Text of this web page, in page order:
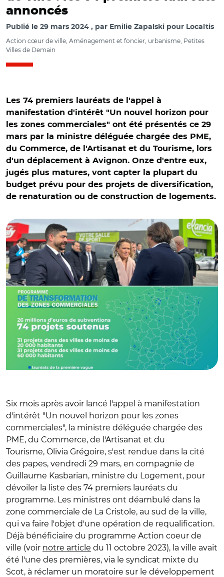
annoncés
Publié le 29 mars 2024 par Emilie Zapalski pour Localtis
Action cœur de ville, Aménagement et foncier, urbanisme, Petites
Villes de Demain
Les 74 premiers lauréats de l'appel à
manifestation d'intérêt "Un nouvel horizon pour
les zones commerciales" ont été présentés ce 29
mars par la ministre déléguée chargée des PME,
du Commerce, de l'Artisanat et du Tourisme, lors
d'un déplacement à Avignon. Onze d'entre eux,
jugés plus matures, vont capter la plupart du
budget prévu pour des projets de diversification,
de renaturation ou de construction de logements.
© @guillaumekasba/ Guillaume Kasbarian et Olivia
Grégoire en déplacement dans la zone commerciale
Six mois après avoir lancé l'appel à manifestation
d'intérêt "Un nouvel horizon pour les zones
commerciales", la ministre déléguée chargée des
PME, du Commerce, de l'Artisanat et du
Tourisme, Olivia Grégoire, s'est rendue dans la cité
des papes, vendredi 29 mars, en compagnie de
Guillaume Kasbarian, ministre du Logement, pour
dévoiler la liste des 74 premiers lauréats du
programme. Les ministres ont déambulé dans la
zone commerciale de La Cristole, au sud de la ville,
qui va faire l'objet d'une opération de requalification.
Déjà bénéficiaire du programme Action coeur de
ville (voir notre article du 11 octobre 2023), la ville avait
été l'une des premières, via le syndicat mixte du
Scot, à réclamer un moratoire sur le développement